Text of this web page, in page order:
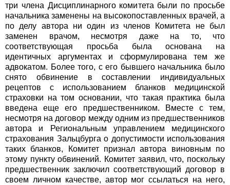
три члена Дисциплинарного комитета были по просьбе
начальника заменены на высокопоставленных врачей, а
по делу автора ни один из членов Комитета не был
заменен врачом, несмотря даже на то, что
соответствующая просьба была основана на
идентичных аргументах и сформулирована тем же
адвокатом. Более того, с его бывшего начальника было
снято обвинение в составлении индивидуальных
рецептов с использованием бланков медицинской
страховки на том основании, что такая практика была
введена еще его предшественником. Вместе с тем,
несмотря на договор между одним из предшественников
автора и Региональным управлением медицинского
страхования Зальцбурга о допустимости использования
таких бланков, Комитет признал автора виновным по
этому пункту обвинений. Комитет заявил, что, поскольку
предшественник заключил соответствующий договор в
своем личном качестве, автор мог ссылаться на него,